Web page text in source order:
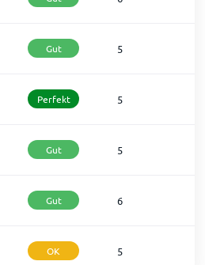
Gut 5
Perfekt 5
Gut 5
Gut 6
OK 5